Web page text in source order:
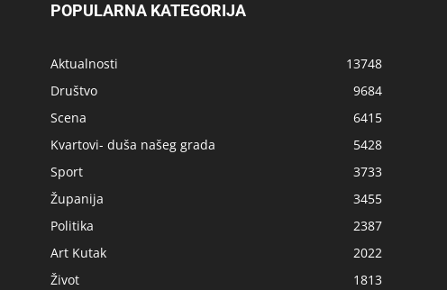
POPULARNA KATEGORIJA
Aktualnosti
13748
Društvo
9684
Scena
6415
Kvartovi- duša našeg grada
5428
Sport
3733
Županija
3455
Politika
2387
Art Kutak
2022
Život
1813